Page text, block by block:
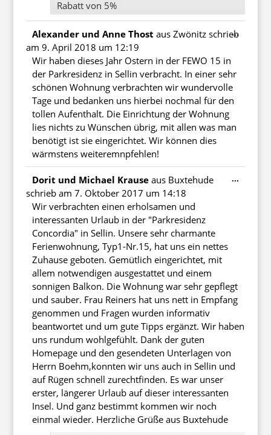
Rabatt von 5%
Alexander und Anne Thost aus Zwönitz schrieb
am 9. April 2018 um 12:19
Wir haben dieses Jahr Ostern in der FEWO 15 in
der Parkresidenz in Sellin verbracht. In einer sehr
schönen Wohnung verbrachten wir wundervolle
Tage und bedanken uns hierbei nochmal für den
tollen Aufenthalt. Die Einrichtung der Wohnung
lies nichts zu Wünschen übrig, mit allen was man
benötigt ist sie eingerichtet. Wir können dies
wärmstens weiteremnpfehlen!
...Diese
Dorit und Michael Krause aus Buxtehude
schrieb am 7. Oktober 2017 um 14:18
Wir verbrachten einen erholsamen und
interessanten Urlaub in der "Parkresidenz
Concordia" in Sellin. Unsere sehr charmante
Ferienwohnung, Typ1-Nr.15, hat uns ein nettes
Zuhause geboten. Gemütlich eingerichtet, mit
allem notwendigen ausgestattet und einem
sonnigen Balkon. Die Wohnung war sehr gepflegt
und sauber. Frau Reiners hat uns nett in Empfang
genommen und Fragen wurden informativ
beantwortet und um gute Tipps ergänzt. Wir haben
uns rundum wohlgefühlt. Dank der guten
Homepage und den gesendeten Unterlagen von
Herrn Boehm,konnten wir uns auch in Sellin und
auf Rügen schnell zurechtfinden. Es war unser
erster, längerer Urlaub auf dieser interessanten
Insel. Und ganz bestimmt kommen wir noch
einmal wieder. Herzliche Grüße aus Buxtehude
...